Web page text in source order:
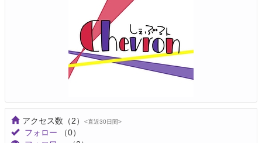
アクセス数 （2） <直近30日間>
フォロー
（0）